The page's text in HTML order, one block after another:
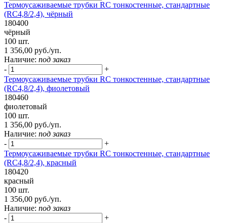
Термоусаживаемые трубки RC тонкостенные, стандартные
(RC4,8/2,4), чёрный
180400
чёрный
100 шт.
1 356,00 руб./уп.
Наличие: под заказ
-
+
Термоусаживаемые трубки RC тонкостенные, стандартные
(RC4,8/2,4), фиолетовый
180460
фиолетовый
100 шт.
1 356,00 руб./уп.
Наличие: под заказ
-
+
Термоусаживаемые трубки RC тонкостенные, стандартные
(RC4,8/2,4), красный
180420
красный
100 шт.
1 356,00 руб./уп.
Наличие: под заказ
-
+